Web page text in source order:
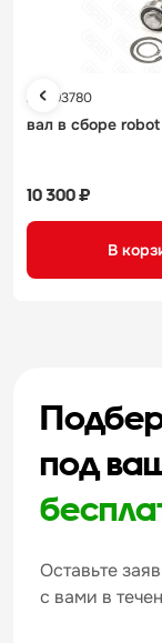
Арт. 93780
вал в сборе
10 300 ₽
В
под
Оставьте
с вами в